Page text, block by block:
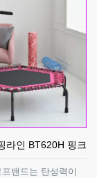
라인 BT620H 핑크
밴드는 탄성력이